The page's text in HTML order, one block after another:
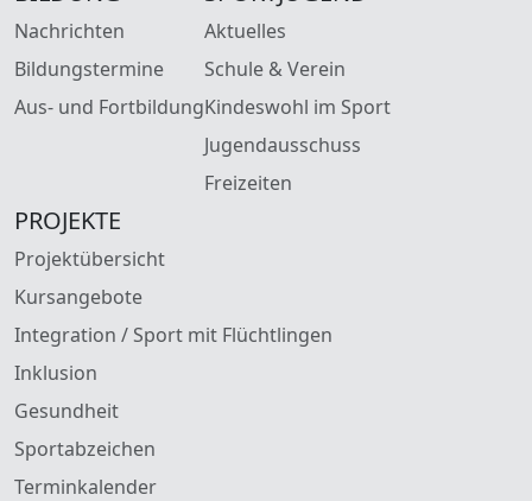
Nachrichten
Bildungstermine
Aus- und Fortbildung
Aktuelles
Schule & Verein
Kindeswohl im Sport
Jugendausschuss
Freizeiten
PROJEKTE
Projektübersicht
Kursangebote
Integration / Sport mit Flüchtlingen
Inklusion
Gesundheit
Sportabzeichen
Terminkalender